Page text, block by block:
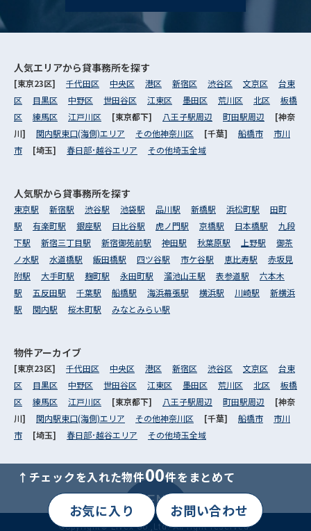
↑チェックを入れた物件00件をまとめて
お気に入り お問い合わせ
MENU
人気エリアから貸事務所を探す
[東京23区] 千代田区 中央区 港区 新宿区 渋谷区 文京区
台東
区
目黒区 中野区 世田谷区 江東区 墨田区 荒川区 北区
板橋
区
練馬区 江戸川区 [東京都下] 八王子駅周辺 町田駅周辺
[神奈
川] 関内駅東口(海側)エリア その他神奈川区 [千葉] 船橋市
市川
市
[埼玉] 春日部･越谷エリア その他埼玉全域
人気駅から貸事務所を探す
東京駅 新宿駅 渋谷駅 池袋駅 品川駅 新橋駅 浜松町駅
田町
駅
有楽町駅 銀座駅 日比谷駅 虎ノ門駅 京橋駅 日本橋駅
九段
下駅
新宿三丁目駅 新宿御苑前駅 神田駅 秋葉原駅 上野駅
御茶
ノ水駅
水道橋駅 飯田橋駅 四ツ谷駅 市ケ谷駅 恵比寿駅
赤坂見
附駅
大手町駅 麹町駅 永田町駅 溜池山王駅 表参道駅
六本木
駅
五反田駅 千葉駅 船橋駅 海浜幕張駅 横浜駅 川崎駅
新横浜
駅
関内駅 桜木町駅 みなとみらい駅
物件アーカイブ
[東京23区] 千代田区 中央区 港区 新宿区 渋谷区 文京区
台東
区
目黒区 中野区 世田谷区 江東区 墨田区 荒川区 北区
板橋
区
練馬区 江戸川区 [東京都下] 八王子駅周辺 町田駅周辺
[神奈
川] 関内駅東口(海側)エリア その他神奈川区 [千葉] 船橋市
市川
市
[埼玉] 春日部･越谷エリア その他埼玉全域
Copyright© Livex Co.,Ltd. All right reserved.